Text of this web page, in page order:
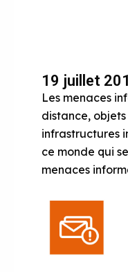
19 juillet
Les menaces
distance,
infrastructures
ce monde qui
menaces